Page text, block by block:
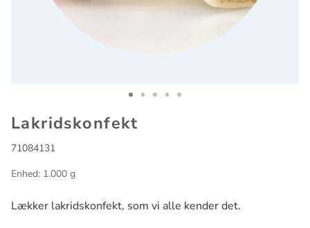
Lakridskonfekt
71084131
Enhed: 1.000 g
Lækker lakridskonfekt, som vi alle kender det.